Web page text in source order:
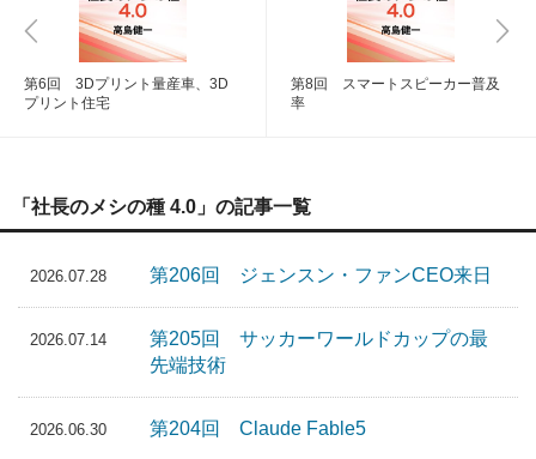
第6回 3Dプリント量産車、3D
プリント住宅
第8回 スマートスピーカー普及
率
「社長のメシの種 4.0」の記事一覧
2026.07.28 第206回 ジェンスン・ファンCEO来日
2026.07.14
第205回 サッカーワールドカップの最
先端技術
2026.06.30 第204回 Claude Fable5